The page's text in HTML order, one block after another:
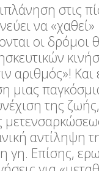
στις
να «χαθεί»
οι δρόμοι
αριθμός»! Και
μιας
της
αντίληψη
γη. Επίσης,